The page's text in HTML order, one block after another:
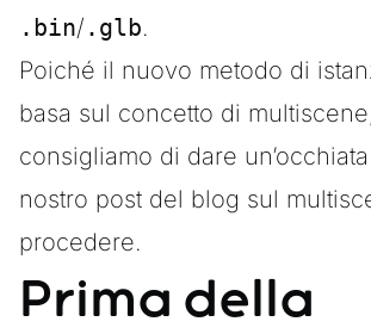
.bin/ .glb.
Poiché il nuovo metodo di
basa sul concetto di
consigliamo di dare
nostro post del blog sul
procedere.
Prima della